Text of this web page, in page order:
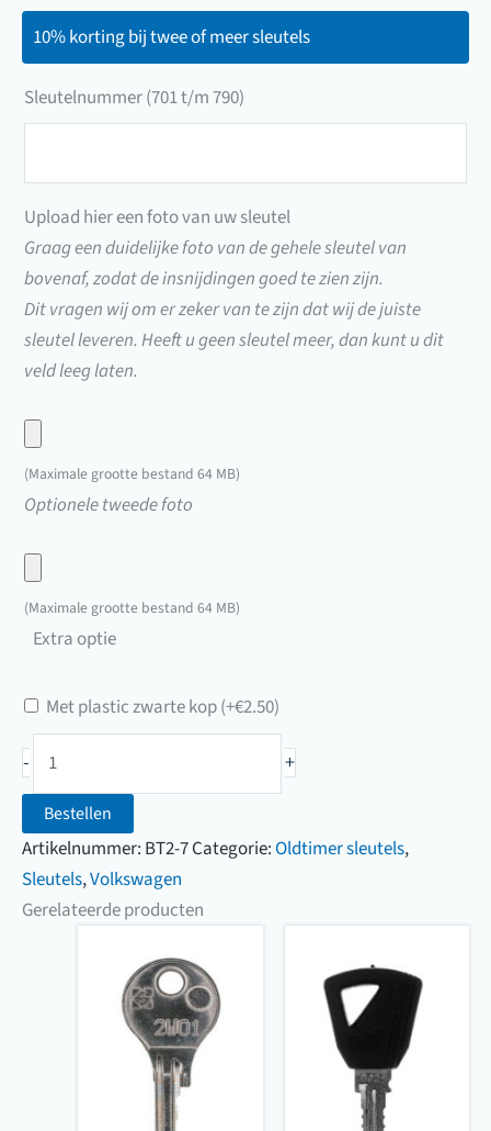
10% korting bij twee of meer sleutels
Sleutelnummer (701 t/m 790)
790)
Upload hier een foto van uw sleutel
Graag een duidelijke foto van de gehele sleutel van
bovenaf, zodat de insnijdingen goed te zien zijn.
Dit vragen wij om er zeker van te zijn dat wij de juiste
sleutel leveren. Heeft u geen sleutel meer, dan kunt u dit
veld leeg laten.
hier
een
van
uw
sleutel
(Maximale grootte bestand 64 MB)
Upload
foto
van
Optionele tweede foto
(Maximale grootte bestand 64 MB)
Extra optie
Met plastic zwarte kop(+€2.50)
-
(701
t/m
790)
aantal
+
Bestellen
Artikelnummer: BT2-7Categorie:Oldtimer sleutels,
Sleutels,Volkswagen
Gerelateerde producten